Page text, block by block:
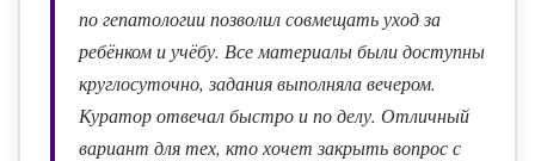
по гепатологии позволил совмещать уход за
ребёнком и учёбу. Все материалы были доступны
круглосуточно, задания выполняла вечером.
Куратор отвечал быстро и по делу. Отличный
вариант для тех, кто хочет закрыть вопрос с